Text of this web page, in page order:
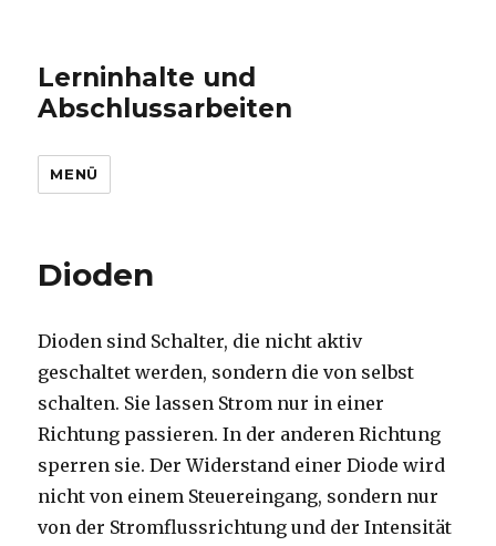
Lerninhalte und
Abschlussarbeiten
MENÜ
Dioden
Dioden sind Schalter, die nicht aktiv
geschaltet werden, sondern die von selbst
schalten. Sie lassen Strom nur in einer
Richtung passieren. In der anderen Richtung
sperren sie. Der Widerstand einer Diode wird
nicht von einem Steuereingang, sondern nur
von der Stromflussrichtung und der Intensität